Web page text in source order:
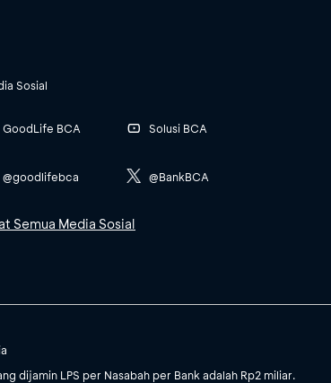
Sosial
GoodLife BCA
@goodlifebca
Solusi BCA
@BankBCA
Semua Media Sosial
dijamin LPS per Nasabah per Bank adalah Rp2 miliar.